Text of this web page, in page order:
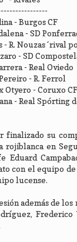
- Burgos CF
- SD
R. Nouzas´rival
- SD
- Real Oviedo
- R. Ferrol
- Coruxo CF
- Real Spórting
finalizado su
rojiblanca en
Eduard
con el equipo
lucense.
además de los